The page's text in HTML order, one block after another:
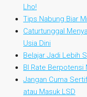
Lho!
Tips Nabung Biar
Caturtunggal
Usia Dini
Belajar Jadi Lebih
BI Rate Berpotensi
Jangan Cuma
atau Masuk LSD